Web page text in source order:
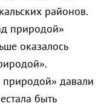
районов.
природой»
оказалось
природой» давали
быть